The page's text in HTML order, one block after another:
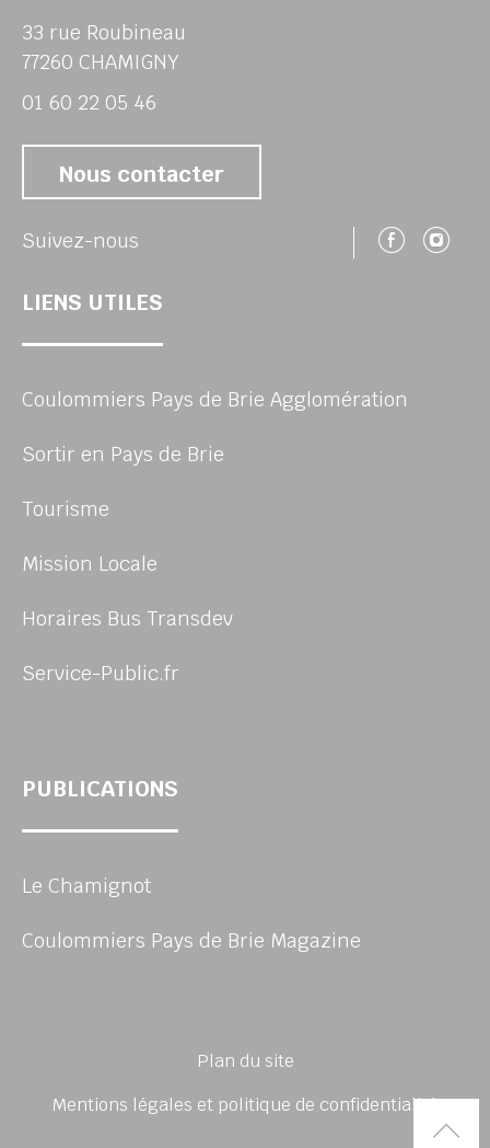
33 rue Roubineau
77260 CHAMIGNY
01 60 22 05 46
Nous contacter
Suivez-nous
LIENS UTILES
Coulommiers Pays de Brie Agglomération
Sortir en Pays de Brie
Tourisme
Mission Locale
Horaires Bus Transdev
Service-Public.fr
PUBLICATIONS
Le Chamignot
Coulommiers Pays de Brie Magazine
Plan du site
Mentions légales et politique de confidentialité